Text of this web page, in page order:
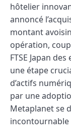
hôtelier
annoncé
montant
opération,
FTSE Japan
une étape
d’actifs
par une
Metaplanet se
incontournable